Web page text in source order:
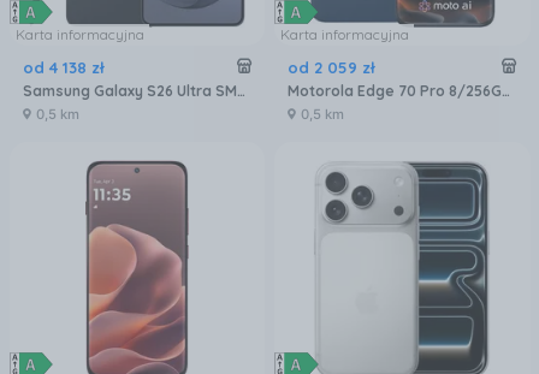
Karta informacyjna
od 4 138 zł
Samsung Galaxy S26 Ultra SM-S948 5G 12/256GB Czarny
0,5 km
Karta informacyjna
od 2 059 zł
Motorola Edge 70 Pro 8/256GB Granatowy
0,5 km